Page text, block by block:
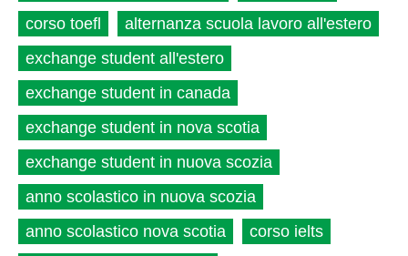
corso toefl
alternanza scuola lavoro all'estero
exchange student all'estero
exchange student in canada
exchange student in nova scotia
exchange student in nuova scozia
anno scolastico in nuova scozia
anno scolastico nova scotia
corso ielts